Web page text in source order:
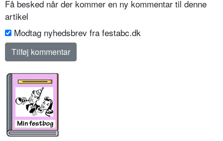
Få besked når der kommer en ny kommentar til denne
artikel
Modtag nyhedsbrev fra festabc.dk